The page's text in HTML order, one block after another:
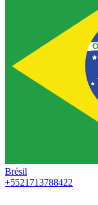
Brésil
+5521713788422